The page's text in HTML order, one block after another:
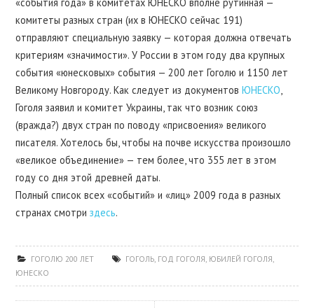
МОИ СТАТЬИ
СТУДЕНТАМ
АСПИРАНТАМ
комитеты разных стран (их в ЮНЕСКО сейчас 191)
отправляют специальную заявку — которая должна отвечать
критериям «значимости». У России в этом году два крупных
события «юнесковых» события — 200 лет Гоголю и 1150 лет
Великому Новгороду. Как следует из документовЮНЕСКО,
Гоголя заявил и комитет Украины, так что возник союз
(вражда?) двух стран по поводу «присвоения» великого
писателя. Хотелось бы, чтобы на почве искусства произошло
«великое объединение» — тем более, что 355 лет в этом
году со дня этой древней даты.
Полный список всех «событий» и «лиц» 2009 года в разных
странах смотриздесь.
ГОГОЛЮ 200 ЛЕТ ГОГОЛЬ, ГОД ГОГОЛЯ, ЮБИЛЕЙ ГОГОЛЯ,
ЮНЕСКО